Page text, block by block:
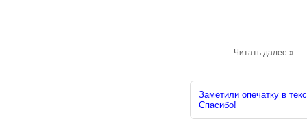
Читать далее »
Заметили опечатку в
Спасибо!